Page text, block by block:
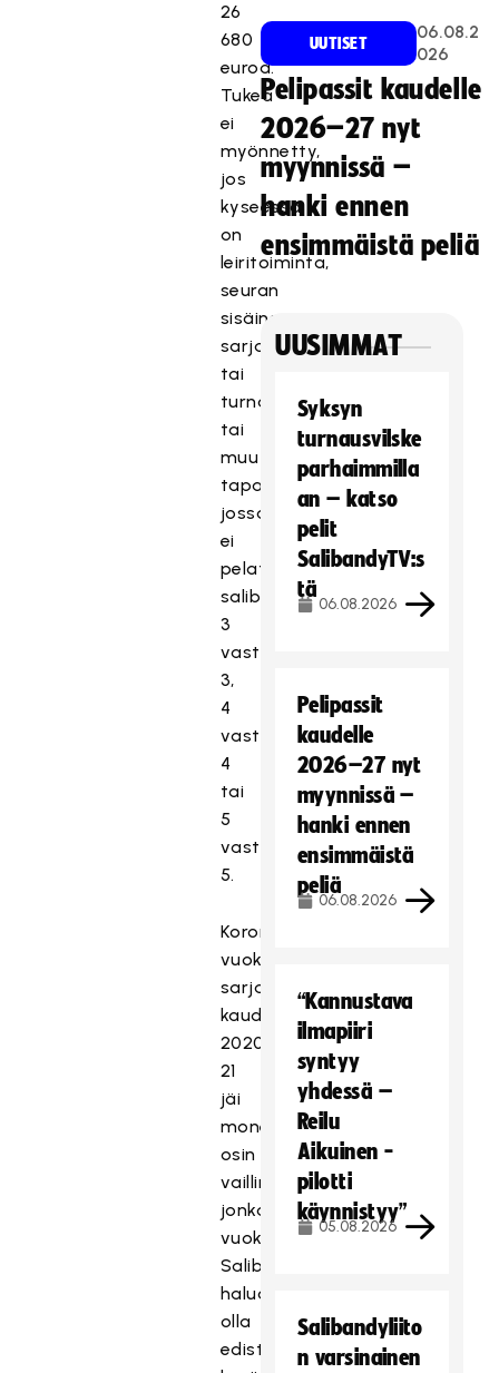
26
680
euroa.
Tukea
ei
myönnetty,
jos
kyseessä
on
leiritoiminta,
seuran
sisäinen
sarja
tai
turnaus
tai
muu
tapahtuma,
jossa
ei
pelata
salibandya
3
vastaan
3,
4
vastaan
4
tai
5
vastaan
5.
Koronatilanteen
vuoksi
sarjatoiminta
kaudella
2020-
21
jäi
monelta
osin
vaillinaiseksi,
jonka
vuoksi
Salibandyliitto
haluaa
olla
edistämässä
UUTISET
06.08.2
026
Pelipassit kaudelle
2026–27 nyt
myynnissä –
hanki ennen
ensimmäistä peliä
UUSIMMAT
Syksyn
turnausvilske
parhaimmilla
an – katso
pelit
SalibandyTV:s
tä
06.08.2026
Pelipassit
kaudelle
2026–27 nyt
myynnissä –
hanki ennen
ensimmäistä
peliä
06.08.2026
“Kannustava
ilmapiiri
syntyy
yhdessä –
Reilu
Aikuinen -
pilotti
käynnistyy”
05.08.2026
Salibandyliito
n varsinainen